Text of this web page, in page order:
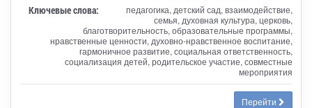
Ключевые слова:
педагогика, детский сад, взаимодействие,
семья, духовная культура, церковь,
благотворительность, образовательные программы,
нравственные ценности, духовно-нравственное воспитание,
гармоничное развитие, социальная ответственность,
социализация детей, родительское участие, совместные
мероприятия
Перейти